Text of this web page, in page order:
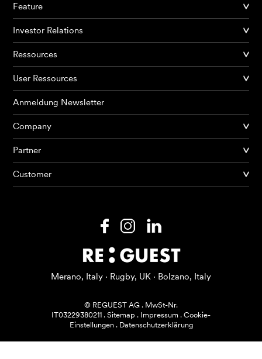
Produkte
KI Agents
Ressourcen
Über mich
Feature
Investor Relations
Ressources
User Ressources
Anmeldung Newsletter
Company
Partner
Customer
Merano, Italy · Rugby, UK · Bolzano, Italy
© REGUEST AG . MwSt-Nr.
IT03229380211 . Sitemap . Impressum . Cookie-
Einstellungen. Datenschutzerklärung